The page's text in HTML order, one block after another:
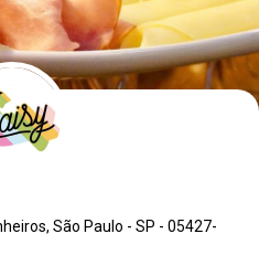
São Paulo - SP - 05427-